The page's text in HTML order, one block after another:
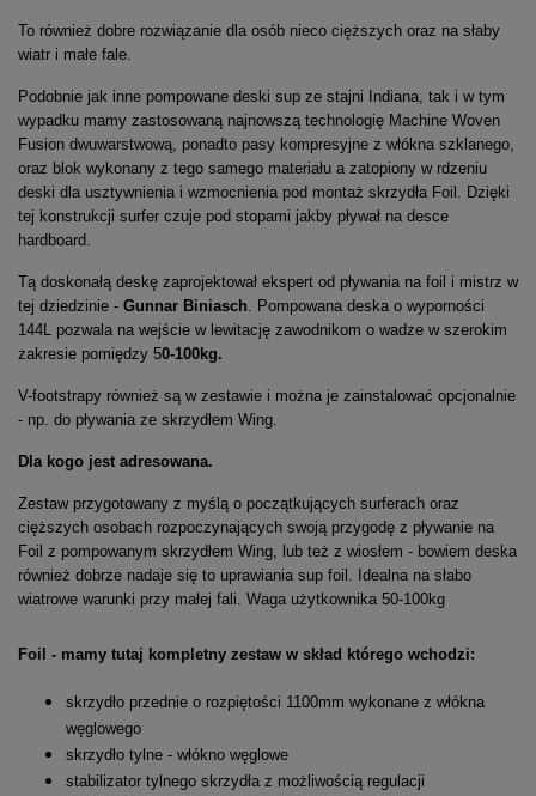
To również dobre rozwiązanie dla osób nieco cięższych oraz na słaby
wiatr i małe fale.
Podobnie jak inne pompowane deski sup ze stajni Indiana, tak i w tym
wypadku mamy zastosowaną najnowszą technologię Machine Woven
Fusion dwuwarstwową, ponadto pasy kompresyjne z włókna szklanego,
oraz blok wykonany z tego samego materiału a zatopiony w rdzeniu
deski dla usztywnienia i wzmocnienia pod montaż skrzydła Foil. Dzięki
tej konstrukcji surfer czuje pod stopami jakby pływał na desce
hardboard.
Tą doskonałą deskę zaprojektował ekspert od pływania na foil i mistrz w
tej dziedzinie - Gunnar Biniasch. Pompowana deska o wyporności
144L pozwala na wejście w lewitację zawodnikom o wadze w szerokim
zakresie pomiędzy 50-100kg.
V-footstrapy również są w zestawie i można je zainstalować opcjonalnie
- np. do pływania ze skrzydłem Wing.
Dla kogo jest adresowana.
Zestaw przygotowany z myślą o początkujących surferach oraz
cięższych osobach rozpoczynających swoją przygodę z pływanie na
Foil z pompowanym skrzydłem Wing, lub też z wiosłem - bowiem deska
również dobrze nadaje się to uprawiania sup foil. Idealna na słabo
wiatrowe warunki przy małej fali. Waga użytkownika 50-100kg
Foil - mamy tutaj kompletny zestaw w skład którego wchodzi:
skrzydło przednie o rozpiętości 1100mm wykonane z włókna
węglowego
skrzydło tylne - włókno węglowe
stabilizator tylnego skrzydła z możliwością regulacji